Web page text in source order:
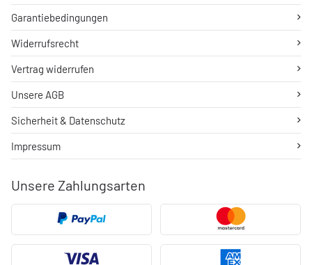
Unsere Zahlungsarten
Garantiebedingungen
Widerrufsrecht
Vertrag widerrufen
Unsere AGB
Sicherheit & Datenschutz
Impressum